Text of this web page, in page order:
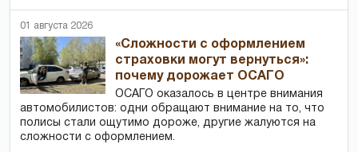
01 августа 2026
«Сложности с оформлением
страховки могут вернуться»:
почему дорожает ОСАГО
ОСАГО оказалось в центре внимания
автомобилистов: одни обращают внимание на то, что
полисы стали ощутимо дороже, другие жалуются на
сложности с оформлением.